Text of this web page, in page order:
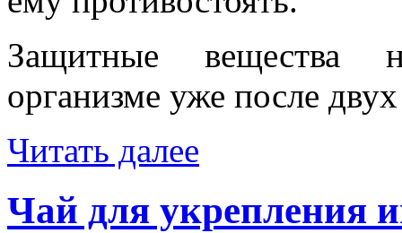
Защитные вещества
организме уже после
Читать далее
Чай для укрепления